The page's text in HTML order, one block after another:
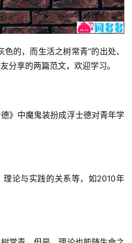
的，而生活之树常青”的出处、
分享的两篇范文，欢迎学习。
》中魔鬼装扮成浮士德对青年学
论与实践的关系等，如2010年